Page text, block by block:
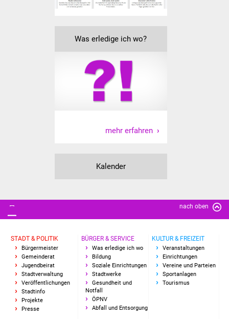
Ausschreibung
Gewerbe - Selbsteintrag
Was erledige ich wo?
mehr erfahren
Kalender
nach oben
STADT & POLITIK
Bürgermeister
Gemeinderat
Jugendbeirat
Stadtverwaltung
Veröffentlichungen
Stadtinfo
Projekte
Presse
BÜRGER & SERVICE
Was erledige ich wo
Bildung
Soziale Einrichtungen
Stadtwerke
Gesundheit und
Notfall
ÖPNV
Abfall und Entsorgung
KULTUR & FREIZEIT
Veranstaltungen
Einrichtungen
Vereine und Parteien
Sportanlagen
Tourismus